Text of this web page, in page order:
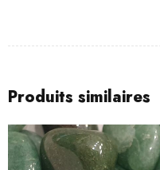
Produits similaires